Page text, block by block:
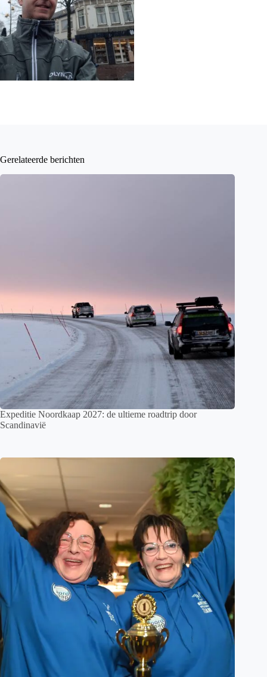
Gerelateerde berichten
Expeditie Noordkaap 2027: de ultieme roadtrip door
Scandinavië